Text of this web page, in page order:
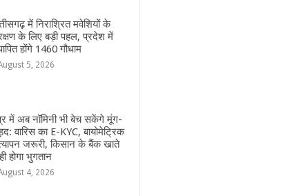
में निराश्रित मवेशियों के
के लिए बड़ी पहल, प्रदेश में
होंगे 1460 गौधाम
5, 2026
में अब नॉमिनी भी बेच सकेंगे मूंग-
वारिस का E-KYC, बायोमेट्रिक
जरूरी, किसान के बैंक खाते
होगा भुगतान
4, 2026